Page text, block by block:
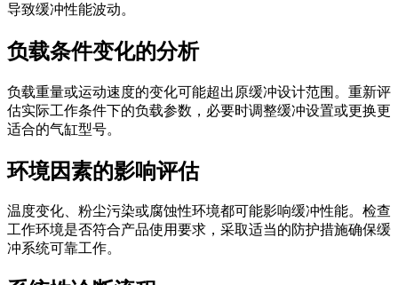
导致缓冲性能波动。
负载条件变化的分析
负载重量或运动速度的变化可能超出原缓冲设计范围。重新评
估实际工作条件下的负载参数，必要时调整缓冲设置或更换更
适合的气缸型号。
环境因素的影响评估
温度变化、粉尘污染或腐蚀性环境都可能影响缓冲性能。检查
工作环境是否符合产品使用要求，采取适当的防护措施确保缓
冲系统可靠工作。